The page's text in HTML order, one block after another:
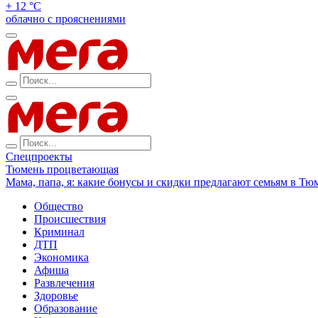
+ 12 °С
облачно с прояснениями
Спецпроекты
Тюмень процветающая
Мама, папа, я: какие бонусы и скидки предлагают семьям в
Общество
Происшествия
Криминал
ДТП
Экономика
Афиша
Развлечения
Здоровье
Образование